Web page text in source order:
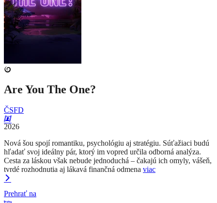
Are You The One?
ČSFD
2026
Nová šou spojí romantiku, psychológiu aj stratégiu. Súťažiaci budú
hľadať svoj ideálny pár, ktorý im vopred určila odborná analýza.
Cesta za láskou však nebude jednoduchá – čakajú ich omyly, vášeň,
tvrdé rozhodnutia aj lákavá finančná odmena viac
Prehrať na